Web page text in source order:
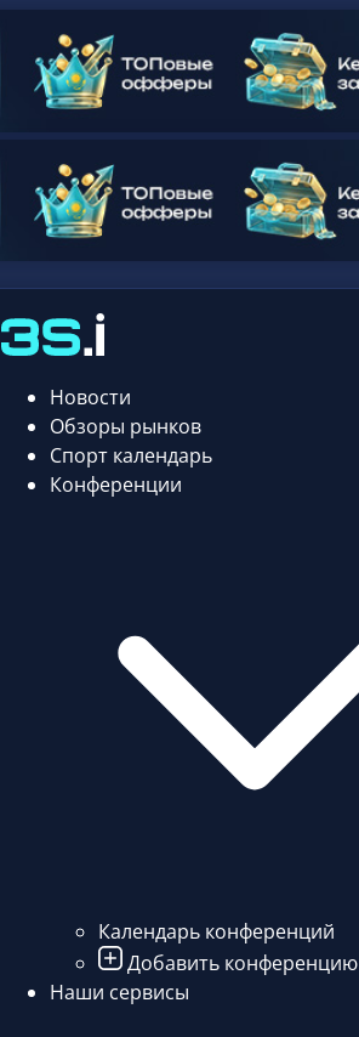
Новости
Обзоры рынков
Спорт календарь
Конференции
Календарь конференций
Добавить конференцию
Наши сервисы